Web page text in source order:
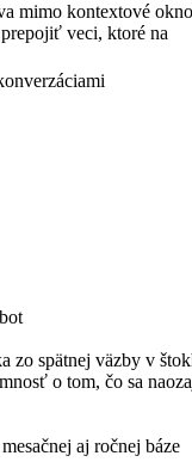
mimo kontextové
veci, ktoré na
zo spätnej väzby v
o tom, čo sa
aj ročnej báze